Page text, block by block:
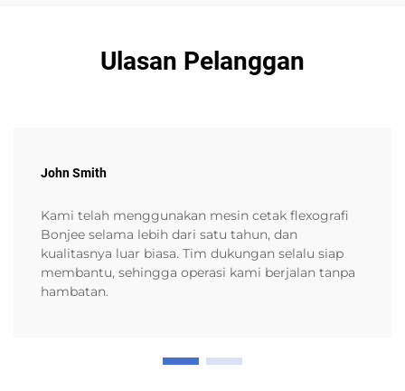
Ulasan Pelanggan
John Smith
Kami telah menggunakan mesin cetak flexografi
Bonjee selama lebih dari satu tahun, dan
kualitasnya luar biasa. Tim dukungan selalu siap
membantu, sehingga operasi kami berjalan tanpa
hambatan.